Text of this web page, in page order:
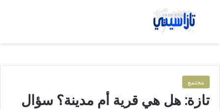
بحث عن
مجتمع
تازة: هل هي قرية أم مدينة؟ سؤال